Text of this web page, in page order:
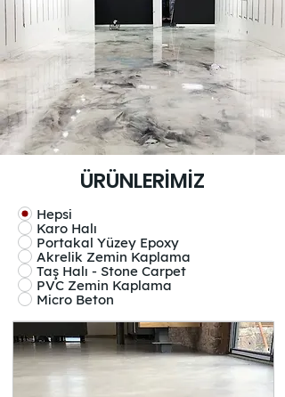
ÜRÜNLERİMİZ
Hepsi
Karo Halı
Portakal Yüzey Epoxy
Akrelik Zemin Kaplama
Taş Halı - Stone Carpet
PVC Zemin Kaplama
Micro Beton